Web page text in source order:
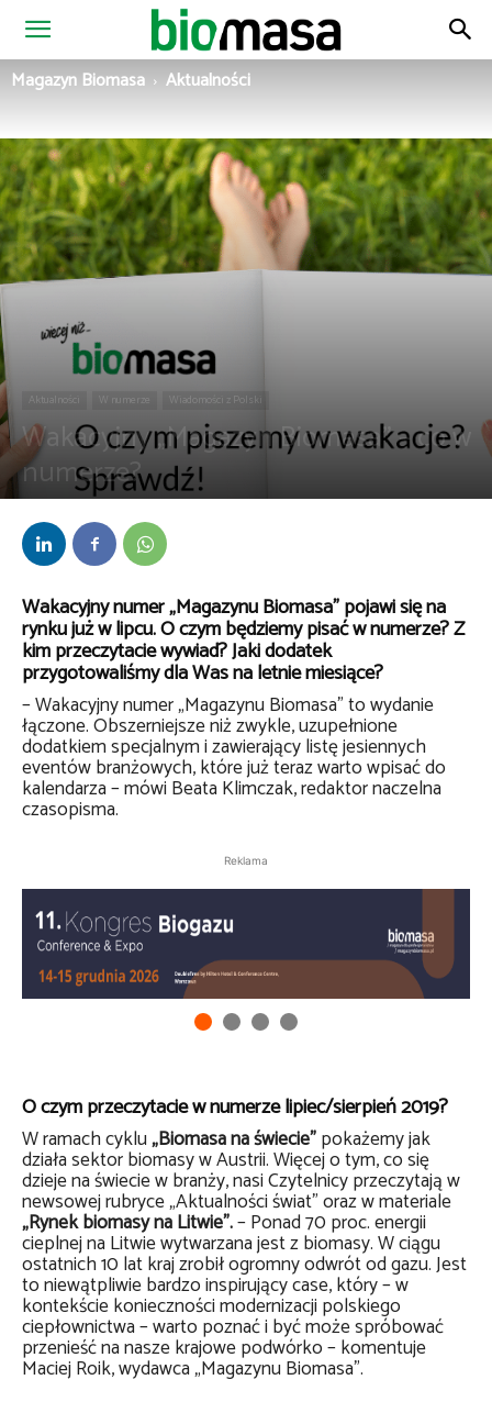
Magazyn
Magazyn Biomasa Aktualności
Aktualności W numerze Wiadomości z Polski
Wakacyjny „Magazyn Biomasa” – co w
numerze?
Wakacyjny numer „Magazynu Biomasa” pojawi się na
rynku już w lipcu. O czym będziemy pisać w numerze? Z
kim przeczytacie wywiad? Jaki dodatek
przygotowaliśmy dla Was na letnie miesiące?
– Wakacyjny numer „Magazynu Biomasa” to wydanie
łączone. Obszerniejsze niż zwykle, uzupełnione
dodatkiem specjalnym i zawierający listę jesiennych
eventów branżowych, które już teraz warto wpisać do
kalendarza – mówi Beata Klimczak, redaktor naczelna
czasopisma.
Reklama
O czym przeczytacie w numerze lipiec/sierpień 2019?
W ramach cyklu„Biomasa na świecie”pokażemy jak
działa sektor biomasy w Austrii. Więcej o tym, co się
dzieje na świecie w branży, nasi Czytelnicy przeczytają w
newsowej rubryce „Aktualności świat” oraz w materiale
„Rynek biomasy na Litwie”.– Ponad 70 proc. energii
cieplnej na Litwie wytwarzana jest z biomasy. W ciągu
ostatnich 10 lat kraj zrobił ogromny odwrót od gazu. Jest
to niewątpliwie bardzo inspirujący case, który – w
kontekście konieczności modernizacji polskiego
ciepłownictwa – warto poznać i być może spróbować
przenieść na nasze krajowe podwórko – komentuje
Maciej Roik, wydawca „Magazynu Biomasa”.